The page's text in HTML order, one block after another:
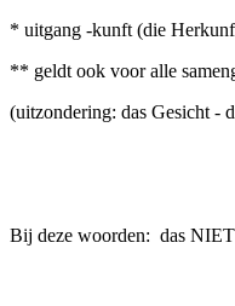
* uitgang -kunft (die
** geldt ook voor alle
(uitzondering: das Gesicht -
Bij deze woorden: das